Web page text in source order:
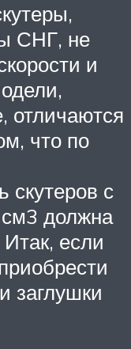
СНГ, не
и
отличаются
что по
скутеров с
должна
если
заглушки